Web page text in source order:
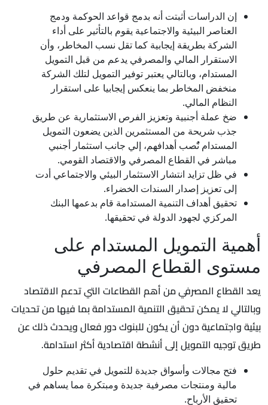
إن الدراسات أثبتت أنه بدمج قواعد الحوكمة ودمج
العناصر البيئية والاجتماعية يقوم بالتأثير على أداء
الشركة بطريقة إيجابية كما تقل نسب المخاطر، وأن
الاستقرار المالي والمصرفي يدعم من قبل التمويل
المستدام، وبالتالي يعتبر توفير التمويل لتلك الشركة
منخفض المخاطر بما ينعكس إيجابيا على استقرار
النظام المالي.
ضخ عملة أجنبية وتعزيز الفرص الاستثمارية عن طريق
جذب شريحة من المستثمرين الذين يضعون التمويل
المستدام نًُصب أهدافهم، إلي جانب استثمار أجنبي
مباشر في القطاع المصرفي والاقتصاد القومي.
في ظل تزايد انتشار الاستثمار البيئي والاجتماعي أدت
إلى تعزيز إصدار السندات الخضراء.
تحقيق أهداف التنمية المستدامة قام بدعمها البنك
المركزي لجهود الدولة في تحقيقها.
أهمية التمويل المستدام على
مستوى القطاع المصرفي
يعد القطاع المصرفي من أهم القطاعات التي تدعم الاقتصاد
وبالتالي لا يمكن تحقيق التنمية المستدامة بما فيها من تحديات
بيئية واجتماعية دون أن يكون للبنوك دور فعال ويحدث ذلك عن
طريق توجيه التمويل إلى أنشطة اقتصادية أكثر استدامة.
فتح مجالات وأسواق جديدة للتمويل في تقديم حلول
مالية ومنتجات مصرفية جديدة ومبتكرة مما يساهم في
تحقيق الأرباح.